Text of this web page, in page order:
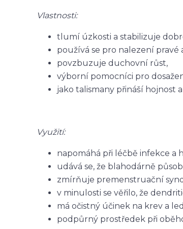
Vlastnosti:
tlumí úzkosti a stabilizuje
používá se pro nalezení
povzbuzuje duchovní růst,
výborní pomocníci pro
jako talismany přináší hojnost
Využití:
napomáhá při léčbě infekce a
udává se, že blahodárně
zmírňuje premenstruační
v minulosti se věřilo, že
má očistný účinek na krev a
podpůrný prostředek při